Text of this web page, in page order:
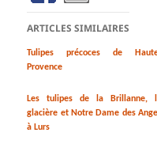
ARTICLES SIMILAIRES
Tulipes précoces de
Provence
Les tulipes de la Brillanne,
glacière et Notre Dame des
à Lurs